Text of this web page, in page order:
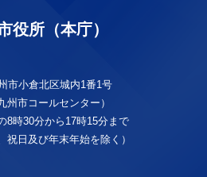
役所（本庁）
市小倉北区城内1番1号
州市コールセンター）
8時30分から17時15分まで
祝日及び年末年始を除く）